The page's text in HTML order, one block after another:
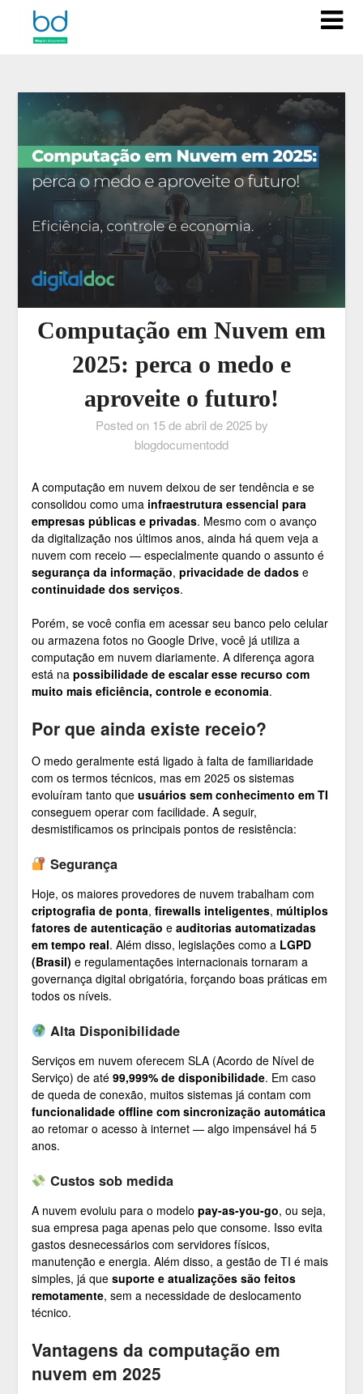
Computação em Nuvem em
2025: perca o medo e
aproveite o futuro!
Posted on 15 de abril de 2025by
blogdocumentodd
A computação em nuvem deixou de ser tendência e se
consolidou como uma infraestrutura essencial para
empresas públicas e privadas. Mesmo com o avanço
da digitalização nos últimos anos, ainda há quem veja a
nuvem com receio — especialmente quando o assunto é
segurança da informação, privacidade de dadose
continuidade dos serviços.
Porém, se você confia em acessar seu banco pelo celular
ou armazena fotos no Google Drive, você já utiliza a
computação em nuvem diariamente. A diferença agora
está na possibilidade de escalar esse recurso com
muito mais eficiência, controle e economia.
Por que ainda existe receio?
O medo geralmente está ligado à falta de familiaridade
com os termos técnicos, mas em 2025 os sistemas
evoluíram tanto que usuários sem conhecimento em TI
conseguem operar com facilidade. A seguir,
desmistificamos os principais pontos de resistência:
Segurança
Hoje, os maiores provedores de nuvem trabalham com
criptografia de ponta, firewalls inteligentes, múltiplos
fatores de autenticação e auditorias automatizadas
em tempo real. Além disso, legislações como a LGPD
(Brasil) e regulamentações internacionais tornaram a
governança digital obrigatória, forçando boas práticas em
todos os níveis.
Alta Disponibilidade
Serviços em nuvem oferecem SLA (Acordo de Nível de
Serviço) de até 99,999% de disponibilidade. Em caso
de queda de conexão, muitos sistemas já contam com
funcionalidade offline com sincronização automática
ao retomar o acesso à internet — algo impensável há 5
anos.
Custos sob medida
A nuvem evoluiu para o modelo pay-as-you-go, ou seja,
sua empresa paga apenas pelo que consome. Isso evita
gastos desnecessários com servidores físicos,
manutenção e energia. Além disso, a gestão de TI é mais
simples, já que suporte e atualizações são feitos
remotamente, sem a necessidade de deslocamento
técnico.
Vantagens da computação em
nuvem em 2025